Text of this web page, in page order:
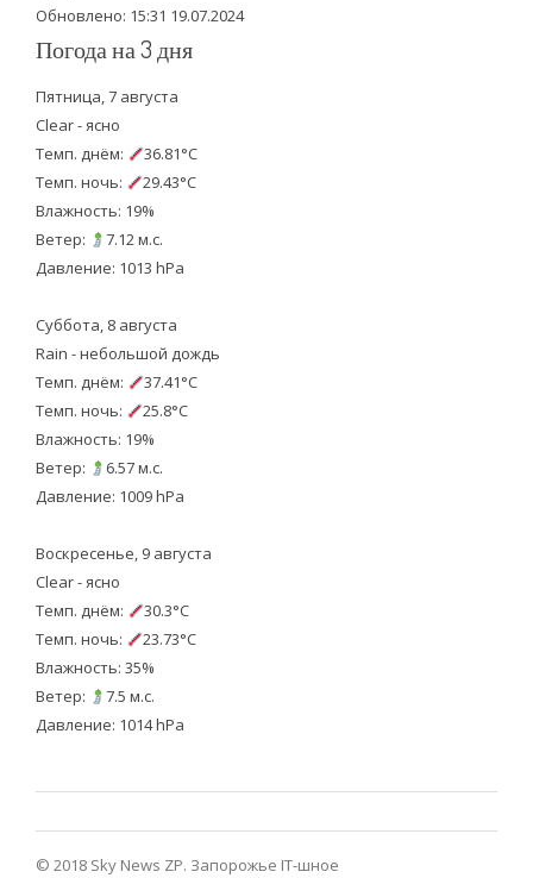
Обновлено: 15:31 19.07.2024
Погода на 3 дня
Пятница, 7 августа
Clear - ясно
Темп. днём:
36.81°C
Темп. ночь:
29.43°C
Влажность: 19%
Ветер:
7.12 м.с.
Давление: 1013 hPa
Суббота, 8 августа
Rain - небольшой дождь
Темп. днём:
37.41°C
Темп. ночь:
25.8°C
Влажность: 19%
Ветер:
6.57 м.с.
Давление: 1009 hPa
Воскресенье, 9 августа
Clear - ясно
Темп. днём:
30.3°C
Темп. ночь:
23.73°C
Влажность: 35%
Ветер:
7.5 м.с.
Давление: 1014 hPa
© 2018 Sky News ZP. Запорожье IT-шное